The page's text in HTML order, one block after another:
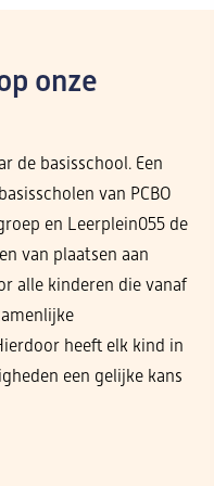
onze
de basisschool. Een
van PCBO
en Leerplein055 de
van plaatsen aan
alle kinderen die vanaf
heeft elk kind in
een gelijke kans